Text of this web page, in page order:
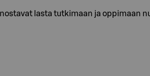
lasta tutkimaan ja oppimaan